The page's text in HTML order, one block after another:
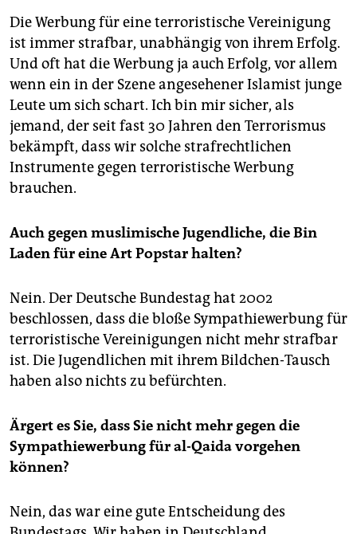
indem er die Terrorgruppe unterstützt oder für sie
wirbt. Seit einer rot-grünen Reform im Jahr 2002 ist
allerdings die bloße Sympathiewerbung nicht mehr
strafbar, sondern nur noch die Anwerbung von
Mitgliedern. Die Bundesanwaltschaft wollte die
Sympathiewerbung als "Unterstützung" einer
terroristischen Vereinigung weiter verfolgen. Das hat
aber der Bundesgerichtshof 2007 verboten, weil es
den Willen des Gesetzgebers missachte.
Die Werbung für eine terroristische Vereinigung
ist immer strafbar, unabhängig von ihrem Erfolg.
Und oft hat die Werbung ja auch Erfolg, vor allem
wenn ein in der Szene angesehener Islamist junge
Leute um sich schart. Ich bin mir sicher, als
jemand, der seit fast 30 Jahren den Terrorismus
bekämpft, dass wir solche strafrechtlichen
Instrumente gegen terroristische Werbung
brauchen.
Auch gegen muslimische Jugendliche, die Bin
Laden für eine Art Popstar halten?
Nein. Der Deutsche Bundestag hat 2002
beschlossen, dass die bloße Sympathiewerbung für
terroristische Vereinigungen nicht mehr strafbar
ist. Die Jugendlichen mit ihrem Bildchen-Tausch
haben also nichts zu befürchten.
Ärgert es Sie, dass Sie nicht mehr gegen die
Sympathiewerbung für al-Qaida vorgehen
können?
Nein, das war eine gute Entscheidung des